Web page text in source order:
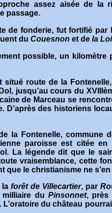
assez aisée de la
passage.
de fonderie, fut fortifié par
du Couesnon et de la
possible, un kilomètre
situé route de la
jusqu’au cours du
de Marceau se
D’après des historiens
la Fontenelle, commune
paroisse est citée en
La légende dit que le
vraisemblance, cette
que le christianisme ne
laforêt de Villecartier, par
du Pinsonnet,
. L’oratoire du château